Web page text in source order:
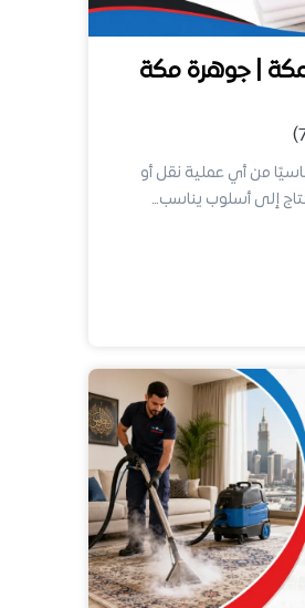
| جوهرة مكة
من أي عملية نقل أو
إلى أسلوب يناسب…